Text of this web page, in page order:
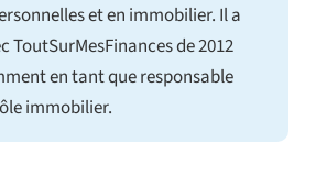
et en immobilier. Il a
ToutSurMesFinances de 2012
en tant que responsable
immobilier.